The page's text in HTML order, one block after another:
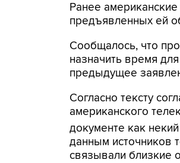
Ранее
предъявленных ей
Сообщалось, что
назначить время
предыдущее
Согласно тексту
американского
документе как
данным источников
связывали близкие